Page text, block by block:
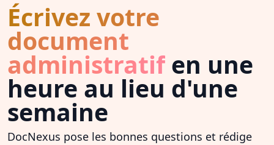
Écrivez votre
document
administratif en une
heure au lieu d'une
semaine
DocNexus pose les bonnes questions et rédige